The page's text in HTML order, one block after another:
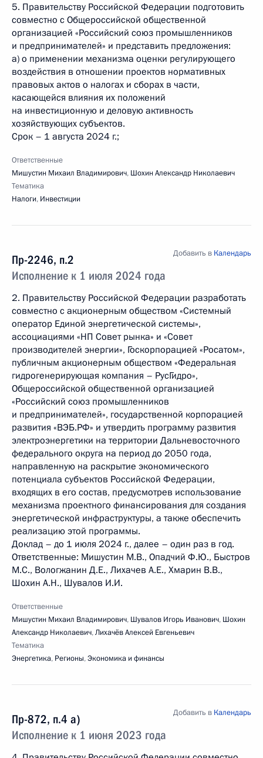
5. Правительству Российской Федерации подготовить
совместно с Общероссийской общественной
организацией «Российский союз промышленников
и предпринимателей» и представить предложения:
а) о применении механизма оценки регулирующего
воздействия в отношении проектов нормативных
правовых актов о налогах и сборах в части,
касающейся влияния их положений
на инвестиционную и деловую активность
хозяйствующих субъектов.
Срок – 1 августа 2024 г.;
Ответственные
Мишустин Михаил Владимирович, Шохин Александр Николаевич
Тематика
Налоги, Инвестиции
Пр-2246, п.2
Исполнение к 1 июля 2024 года
Добавить в Календарь
2. Правительству Российской Федерации разработать
совместно с акционерным обществом «Системный
оператор Единой энергетической системы»,
ассоциациями «НП Совет рынка» и «Совет
производителей энергии», Госкорпорацией «Росатом»,
публичным акционерным обществом «Федеральная
гидрогенерирующая компания – РусГидро»,
Общероссийской общественной организацией
«Российский союз промышленников
и предпринимателей», государственной корпорацией
развития «ВЭБ.РФ» и утвердить программу развития
электроэнергетики на территории Дальневосточного
федерального округа на период до 2050 года,
направленную на раскрытие экономического
потенциала субъектов Российской Федерации,
входящих в его состав, предусмотрев использование
механизма проектного финансирования для создания
энергетической инфраструктуры, а также обеспечить
реализацию этой программы.
Доклад – до 1 июля 2024 г., далее – один раз в год.
Ответственные: Мишустин М.В., Опадчий Ф.Ю., Быстров
М.С., Вологжанин Д.Е., Лихачев А.Е., Хмарин В.В.,
Шохин А.Н., Шувалов И.И.
Ответственные
Мишустин Михаил Владимирович, Шувалов Игорь Иванович, Шохин
Александр Николаевич,Лихачёв Алексей Евгеньевич
Тематика
Энергетика, Регионы,Экономика и финансы
Пр-872, п.4 а)
Исполнение к 1 июня 2023 года
Добавить в Календарь